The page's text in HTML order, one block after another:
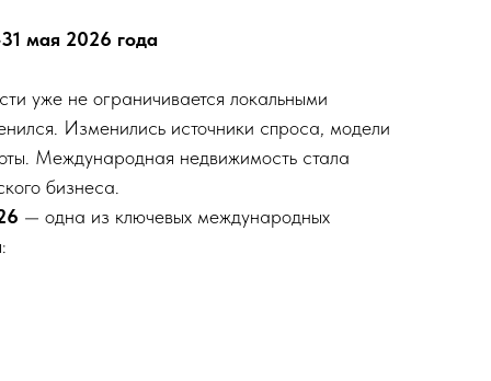
мая 2026 года
уже не ограничивается локальными
Изменились источники спроса, модели
Международная недвижимость стала
бизнеса.
— одна из ключевых международных